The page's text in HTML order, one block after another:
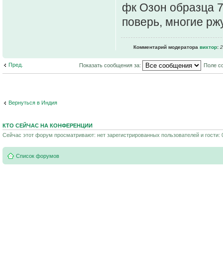
фк Озон образца
поверь, многие
Комментарий модератора вихтор:
Пред. Показать сообщения за: Поле
Вернуться в Индия
КТО СЕЙЧАС НА КОНФЕРЕНЦИИ
Сейчас этот форум просматривают: нет зарегистрированных пользователей и гости:
Список форумов